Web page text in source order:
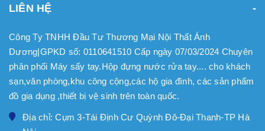
LIÊN HỆ
Công Ty TNHH Đầu Tư Thương Mại Nội Thất Ánh
Dương|GPKD số: 0110641510 Cấp ngày 07/03/2024 Chuyên
phân phối Máy sấy tay.Hộp đựng nước rửa tay.... cho khách
sạn,văn phòng,khu công cộng,các hộ gia đình, các sản phẩm
đồ gia dụng ,thiết bị vệ sinh trên toàn quốc.
Địa chỉ: Cụm 3-Tái Định Cư Quỳnh Đô-Đại Thanh-TP Hà